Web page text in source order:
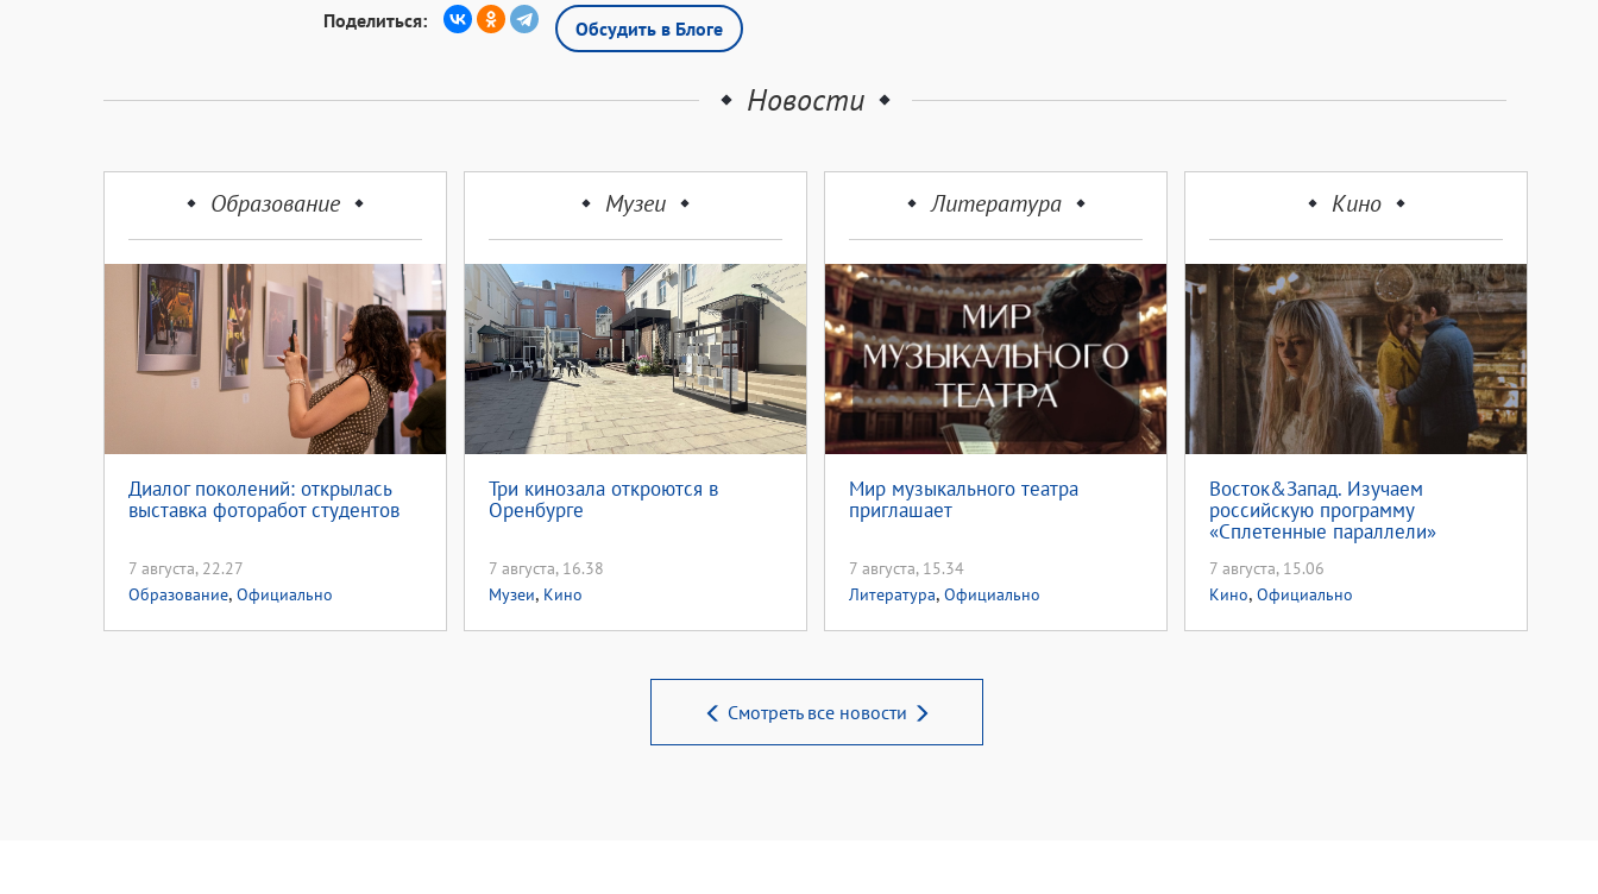
Поделиться:
Обсудить в Блоге
Новости
Образование
Диалог поколений: открылась
выставка фоторабот студентов
7 августа, 22.27
Образование, Официально
Музеи
Три кинозала откроются в
Оренбурге
7 августа, 16.38
Музеи, Кино
Литература
Мир музыкального театра
приглашает
7 августа, 15.34
Литература, Официально
Кино
Восток&Запад. Изучаем
российскую программу
«Сплетенные параллели»
7 августа, 15.06
Кино, Официально
Смотреть все новости